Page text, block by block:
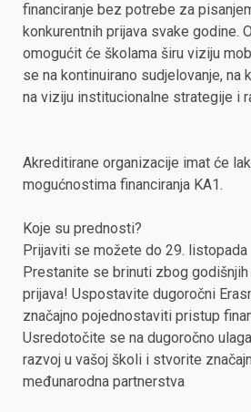
financiranje bez potrebe za
konkurentnih prijava svake godine.
omogućit će školama širu viziju
se na kontinuirano sudjelovanje, na
na viziju institucionalne strategije i
Akreditirane organizacije imat će
mogućnostima financiranja KA1.
Koje su prednosti?
Prijaviti se možete do 29. listopada
Prestanite se brinuti zbog
prijava! Uspostavite dugoročni
značajno pojednostaviti pristup
Usredotočite se na dugoročno
razvoj u vašoj školi i stvorite
međunarodna partnerstva